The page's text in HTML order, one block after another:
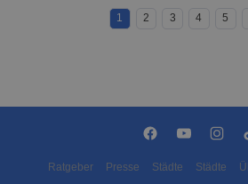
1 2 3 4 5
Ratgeber Presse Städte Städte